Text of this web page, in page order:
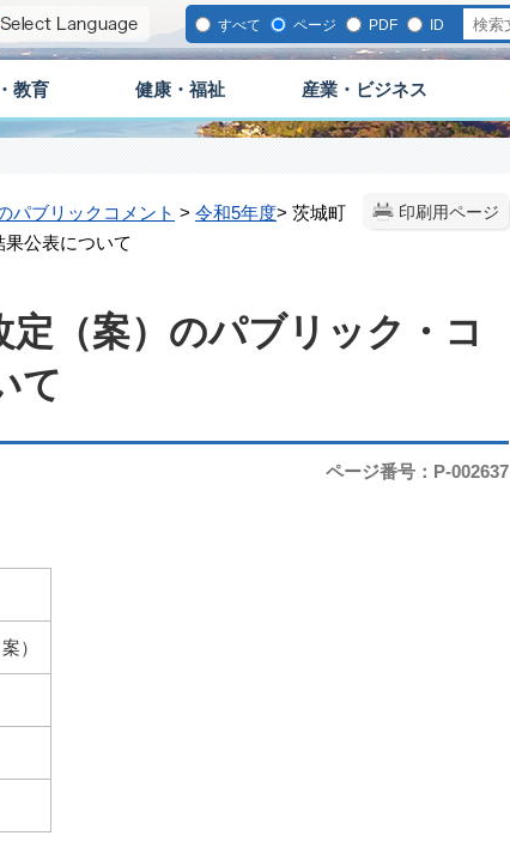
すべて ページ PDF ID
教育 健康・福祉 産業・ビジネス
印刷用ページ
パブリックコメント > 令和5年度> 茨城町
公表について
（案）のパブリック・コ
て
ページ番号：P-002637
）